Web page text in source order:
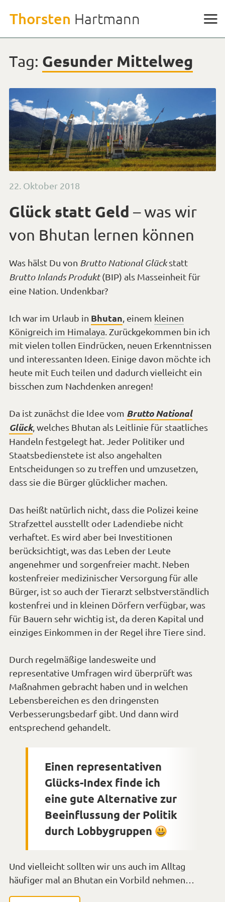
den
Thorsten Hartmann
Tag: Gesunder Mittelweg
Veröffentlicht
22. Oktober 2018
Glück statt Geld – was wir
von Bhutan lernen können
Was hälst Du von Brutto National Glückstatt
Brutto Inlands Produkt(BIP) als Masseinheit für
eine Nation. Undenkbar?
Ich war im Urlaub in Bhutan , einem kleinen
Königreich im Himalaya . Zurückgekommen bin ich
mit vielen tollen Eindrücken, neuen Erkenntnissen
und interessanten Ideen. Einige davon möchte ich
heute mit Euch teilen und dadurch vielleicht ein
bisschen zum Nachdenken anregen!
Da ist zunächst die Idee vom Brutto National
Glück, welches Bhutan als Leitlinie für staatliches
Handeln festgelegt hat. Jeder Politiker und
Staatsbedienstete ist also angehalten
Entscheidungen so zu treffen und umzusetzen,
dass sie die Bürger glücklicher machen.
Das heißt natürlich nicht, dass die Polizei keine
Strafzettel ausstellt oder Ladendiebe nicht
verhaftet. Es wird aber bei Investitionen
berücksichtigt, was das Leben der Leute
angenehmer und sorgenfreier macht. Neben
kostenfreier medizinischer Versorgung für alle
Bürger, ist so auch der Tierarzt selbstverständlich
kostenfrei und in kleinen Dörfern verfügbar, was
für Bauern sehr wichtig ist, da deren Kapital und
einziges Einkommen in der Regel ihre Tiere sind.
Durch regelmäßige landesweite und
representative Umfragen wird überprüft was
Maßnahmen gebracht haben und in welchen
Lebensbereichen es den dringensten
Verbesserungsbedarf gibt. Und dann wird
entsprechend gehandelt.
Einen representativen
Glücks-Index finde ich
eine gute Alternative zur
Beeinflussung der Politik
durch Lobbygruppen *Smiley
Und vielleicht sollten wir uns auch im Alltag
häufiger mal an Bhutan ein Vorbild nehmen…